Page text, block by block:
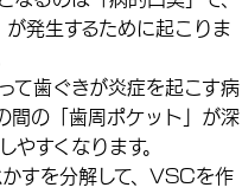
発生するために起こりま
て歯ぐきが炎症を起こす病
間の「歯周ポケット」が深
やすくなります。
すを分解して、VSCを作